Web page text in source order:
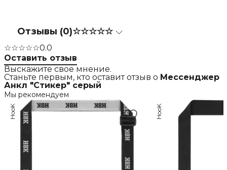
Отзывы (0)☆☆☆☆☆
☆☆☆☆☆0.0
Оставить отзыв
Выскажите свое мнение.
Станьте первым, кто оставит отзыв о Мессенджер
Анкл "Стикер" серый
Мы рекомендуем
HooK HooK